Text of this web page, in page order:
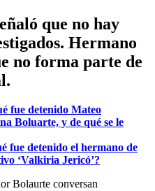
que no hay
Hermano
no forma parte de
fue detenido Mateo
Boluarte, y de qué se le
fue detenido el hermano de
‘Valkiria Jericó’?